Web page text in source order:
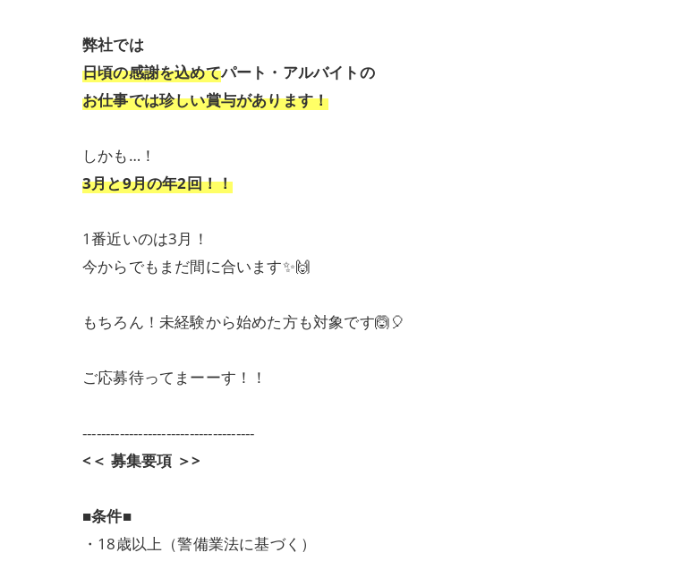
弊社では
日頃の感謝を込めてパート・アルバイトの
お仕事では珍しい賞与があります！
しかも…！
3月と9月の年2回！！
1番近いのは3月！
今からでもまだ間に合います✨🙌
もちろん！未経験から始めた方も対象です🙆🎈
ご応募待ってまーーす！！
-------------------------------------
<＜ 募集要項 ＞>
■条件■
・18歳以上（警備業法に基づく）